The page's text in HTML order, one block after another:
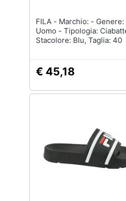
FILA - Marchio: - Genere:
Uomo - Tipologia:
Stacolore: Blu, Taglia: 40
€ 45,18